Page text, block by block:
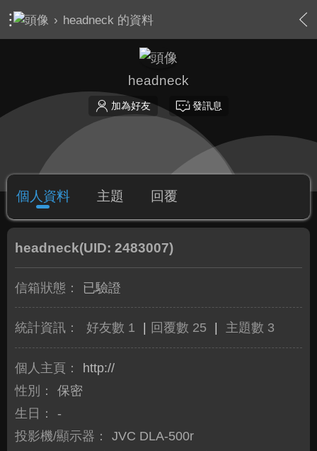
› headneck 的資料
headneck
加為好友 發訊息
個人資料 主題 回覆
headneck(UID: 2483007)
信箱狀態： 已驗證
統計資訊： 好友數 1 回覆數 25 主題數 3
個人主頁：
http://
性別：
保密
生日：
-
投影機/顯示器：
JVC DLA-500r